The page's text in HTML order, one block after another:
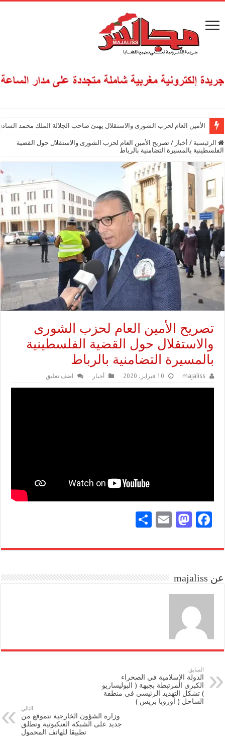
الأمين العام لحزب الشورى والاستقلال يهنئ صاحب الجلالة الملك محمد
الرئيسية / أخبار / تصريح الأمين العام لحزب الشورى والاستقلال حول القضية
الفلسطينية بالمسيرة التضامنية بالرباط
تصريح الأمين العام لحزب الشورى
والاستقلال حول القضية الفلسطينية
بالمسيرة التضامنية بالرباط
majaliss 10 فبراير، 2020 أخبار اضف تعليق
Fa
bo
M
to
n
E
ail
re
عن majaliss
السابق
الدولة الإسلامية في الصحراء
الكبرى المرتبطة بجبهة ( البوليساريو
) تشكل التهديد الرئيسي في منطقة
الساحل ( أوروبا بريس )
التالي
وزارة الشؤون الخارجية تتموقع من
جديد على الشبكة العنكبوتية وتطلق
تطبيقا للهاتف المحمول